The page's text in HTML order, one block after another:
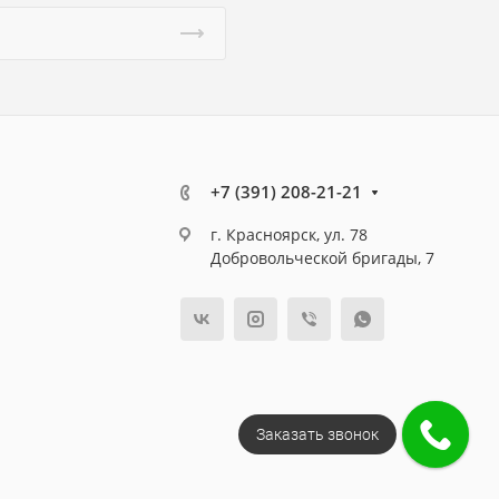
+7 (391) 208-21-21
г. Красноярск, ул. 78
Добровольческой бригады, 7
Заказать звонок